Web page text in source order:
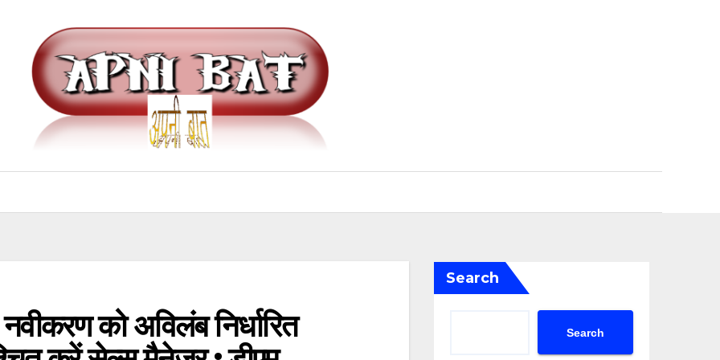
को अविलंब निर्धारित
Search
Search